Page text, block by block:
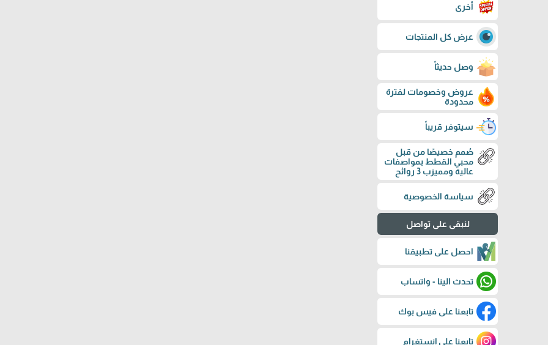
أخرى
عرض كل المنتجات
وصل حديثاً
عروض وخصومات لفترة
محدودة
سيتوفر قريباً
صُمم خصيصًا من قبل
محبي القطط بمواصفات
عالية ومميزب 3 روائح
سياسة الخصوصية
لنبقى على تواصل
احصل على تطبيقنا
تحدث الينا - واتساب
تابعنا على فيس بوك
تابعنا على إنستغرام